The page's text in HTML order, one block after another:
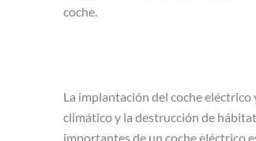
coche.
La implantación del coche
climático y la destrucción de
importantes de un coche eléctrico